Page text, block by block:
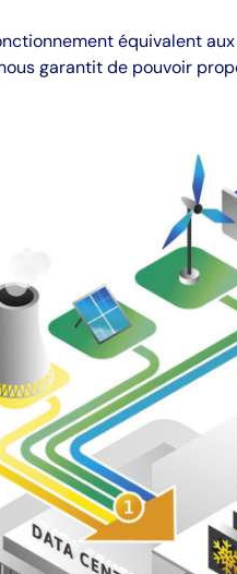
équivalent
garantit de pouvoir